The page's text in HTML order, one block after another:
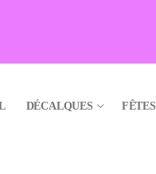
DÉCALQUES FÊTES